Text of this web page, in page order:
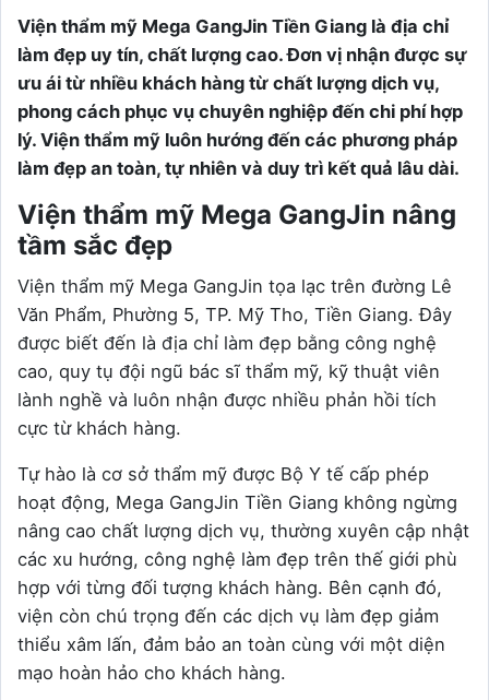
Viện thẩm mỹ Mega GangJin Tiền Giang là địa chỉ
làm đẹp uy tín, chất lượng cao. Đơn vị nhận được sự
ưu ái từ nhiều khách hàng từ chất lượng dịch vụ,
phong cách phục vụ chuyên nghiệp đến chi phí hợp
lý. Viện thẩm mỹ luôn hướng đến các phương pháp
làm đẹp an toàn, tự nhiên và duy trì kết quả lâu dài.
Viện thẩm mỹ Mega GangJin nâng
tầm sắc đẹp
Viện thẩm mỹ Mega GangJin tọa lạc trên đường Lê
Văn Phẩm, Phường 5, TP. Mỹ Tho, Tiền Giang. Đây
được biết đến là địa chỉ làm đẹp bằng công nghệ
cao, quy tụ đội ngũ bác sĩ thẩm mỹ, kỹ thuật viên
lành nghề và luôn nhận được nhiều phản hồi tích
cực từ khách hàng.
Tự hào là cơ sở thẩm mỹ được Bộ Y tế cấp phép
hoạt động, Mega GangJin Tiền Giang không ngừng
nâng cao chất lượng dịch vụ, thường xuyên cập nhật
các xu hướng, công nghệ làm đẹp trên thế giới phù
hợp với từng đối tượng khách hàng. Bên cạnh đó,
viện còn chú trọng đến các dịch vụ làm đẹp giảm
thiểu xâm lấn, đảm bảo an toàn cùng với một diện
mạo hoàn hảo cho khách hàng.